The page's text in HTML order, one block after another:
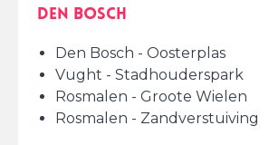
Den Bosch
Den Bosch - Oosterplas
Vught - Stadhouderspark
Rosmalen - Groote Wielen
Rosmalen - Zandverstuiving